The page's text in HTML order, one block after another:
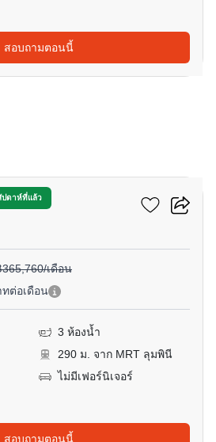
สอบถามตอนนี้
ปดาห์ที่แล้ว
เลส
เดือน
ต่อเดือน
3 ห้องน้ำ
290 ม. จาก MRT ลุมพินี
ไม่มีเฟอร์นิเจอร์
สอบถามตอนนี้